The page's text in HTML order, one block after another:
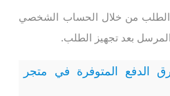
الطلب من خلال الحساب الشخصي
المرسل بعد تجهيز الطلب.
الدفع المتوفرة في متجر